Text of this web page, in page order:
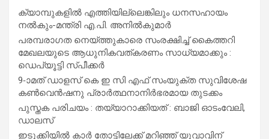
ക്യാമ്പുകളിൽ എത്തിയില്ലെങ്കിലും ധനസഹായം
നൽകും-മന്ത്രി എ.പി. അനിൽകുമാർ
പരമ്പരാഗത നെയ്ത്തുകാരെ സംരക്ഷിച്ച് കൈത്തറി
മേഖലയുടെ ആധുനികവത്കരണം സാധ്യമാക്കും :
ഡെപ്യൂട്ടി സ്പീക്കർ
9-ാമത് ഡാളസ് കെ ഇ സി എഫ് സംയുക്ത സുവിശേഷ
കൺവെൻഷനു പ്രാർത്ഥനാനിർഭരമായ തുടക്കം
പുസ്തക പരിചയം : തയ്യാറാക്കിയത് : ബാജി ഓടംവേലി,
ഡാലസ്
ഇടുക്കിയിൽ കാർ തോട്ടിലേക്ക് മറിഞ്ഞ് യുവാവിന്